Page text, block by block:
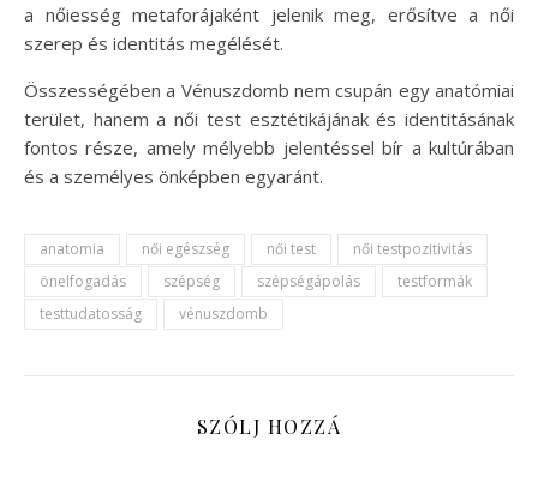
a nőiesség metaforájaként jelenik meg, erősítve a női
szerep és identitás megélését.
Összességében a Vénuszdomb nem csupán egy anatómiai
terület, hanem a női test esztétikájának és identitásának
fontos része, amely mélyebb jelentéssel bír a kultúrában
és a személyes önképben egyaránt.
anatomia női egészség női test
női testpozitivitás
önelfogadás
szépség szépségápolás
testformák
testtudatosság
vénuszdomb
SZÓLJ HOZZÁ